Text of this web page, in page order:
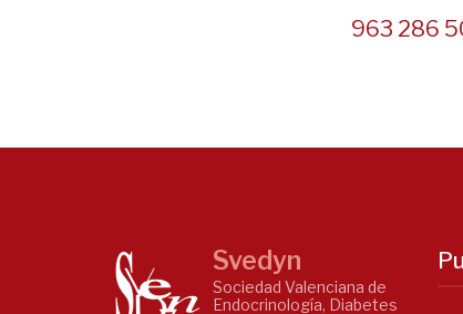
963 286
Svedyn
Sociedad Valenciana de
Endocrinología, Diabetes